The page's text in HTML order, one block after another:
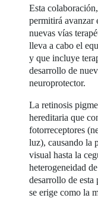
Esta
permitirá avanzar
nuevas vías
lleva a cabo el
y que incluye
desarrollo de
neuroprotector.
La retinosis
hereditaria que
fotorreceptores
luz), causando la
visual hasta la
heterogeneidad
desarrollo de
se erige como la